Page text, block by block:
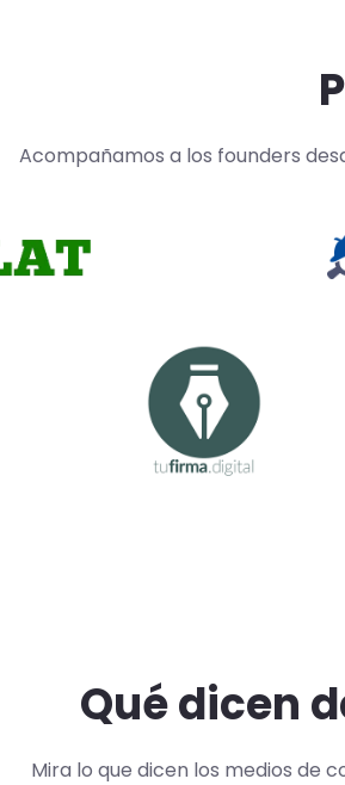
Acompañamos a los founders
Qué dicen
Mira lo que dicen los medios de